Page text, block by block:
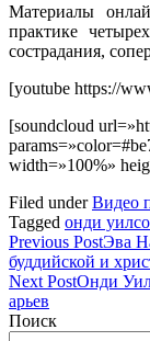
Материалы
практике
сострадания,
[youtube https://
[soundcloud
width=»100%»
Filed underВидео
Tagged онди
Previous PostЭва
буддийской и
Next PostОнди
арьев
Поиск